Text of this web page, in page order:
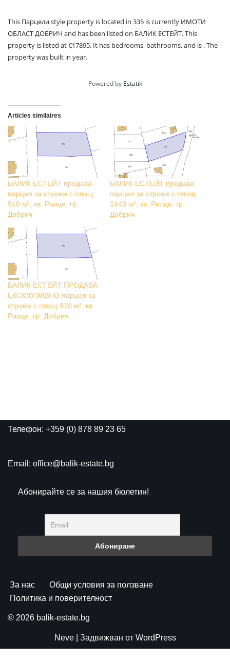
This Парцелиstyle property is located in 335 is currently ИМОТИ
ОБЛАСТ ДОБРИЧ and has been listed on БАЛИК ЕСТЕЙТ. This
property is listed at €17895. It has bedrooms, bathrooms, and is . The
property was built in year.
Powered by Estatik
Articles similaires
БАЛИК ЕСТЕЙТ продава
парцел за строеж с площ
910 м², кв. Рилци, гр.
Добрич
БАЛИК ЕСТЕЙТ продава
парцел за строеж с площ
1448 м², кв. Рилци, гр.
Добрич
БАЛИК ЕСТЕЙТ ПРОДАВА
ЕКСКЛУЗИВНО парцел за
строеж с площ 910 м², кв.
Рилци, гр. Добрич
Телефон: +359 (0) 878 89 23 65
Email: office@balik-estate.bg
Абонирайте се за нашия бюлетин!
За нас
Общи условия за ползване
Политика и поверителност
© 2026 balik-estate.bg
Neve| Задвижван от WordPress